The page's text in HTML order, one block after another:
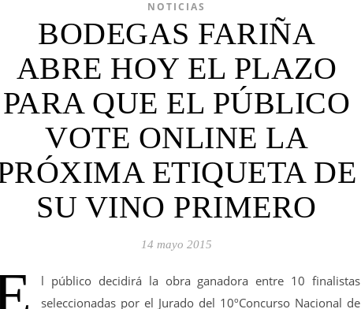
NOTICIAS
BODEGAS FARIÑA
ABRE HOY EL PLAZO
PARA QUE EL PÚBLICO
VOTE ONLINE LA
ETIQUETA DE
SU VINO PRIMERO
14 mayo 2015
l público decidirá la obra ganadora entre 10 finalistas
seleccionadas por el Jurado del 10ºConcurso Nacional de